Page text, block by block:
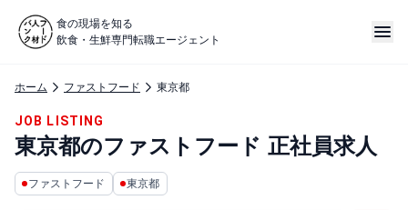
食の現場を知る
飲食・生鮮専門転職エージェント
ホーム ファストフード 東京都
JOB LISTING
東京都のファストフード 正社員求人
ファストフード 東京都